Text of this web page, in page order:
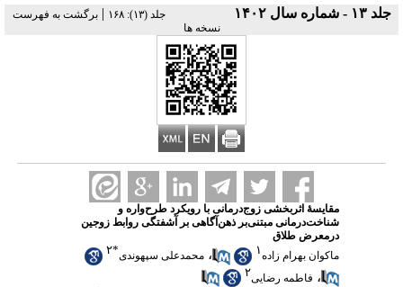
جلد ۱۳ - شماره سال ۱۴۰۲ ‫جلد (۱۳): ۱۶۸ |برگشت به فهرست
نسخه ها
مقایسهٔ اثربخشی زوج‌درمانی با رویکرد طرح‌واره و
شناخت‌درمانی مبتنی‌بر ذهن‌آگاهی بر آشفتگی روابط زوجین
درمعرض طلاق
ماکوان بهرام زاده۱ ، محمدعلی سپهوندی*۲
، فاطمه رضایی۲